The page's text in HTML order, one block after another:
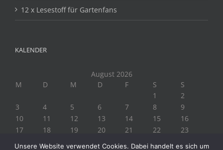
12 x Lesestoff für Gartenfans
KALENDER
August 2026
M
D M D F S
S
1
2
3
4 5 6 7 8
9
10
11 12 13 14 15
16
17
18 19 20 21 22
23
Unsere Website verwendet Cookies. Dabei handelt es sich um